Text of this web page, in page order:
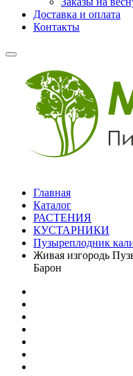
Доставка и оплата
Контакты
Главная
Каталог
РАСТЕНИЯ
КУСТАРНИКИ
Пузыреплодник
Живая изгородь
Барон